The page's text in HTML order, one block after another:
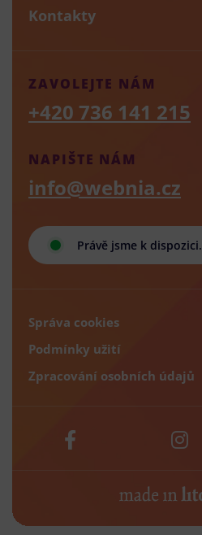
Kontakty
Právě jsme k dispozici.
NAPIŠTE NÁM
info@webnia.cz
ZAVOLEJTE NÁM
+420 736 141 215
Správa cookies
Podmínky užití
Zpracování osobních údajů